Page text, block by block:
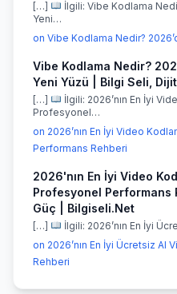
[…]
İlgili: Vibe Kodlama
Yeni…
on Vibe Kodlama Nedir?
Vibe Kodlama Nedir?
Yeni Yüzü | Bilgi Seli,
[…]
İlgili: 2026’nın En İyi
Profesyonel…
on 2026’nın En İyi Video
Performans Rehberi
2026'nın En İyi Video
Profesyonel Performans
Güç | Bilgiseli.Net
[…]
İlgili: 2026’nın En İyi
on 2026’nın En İyi Ücretsiz AI
Rehberi